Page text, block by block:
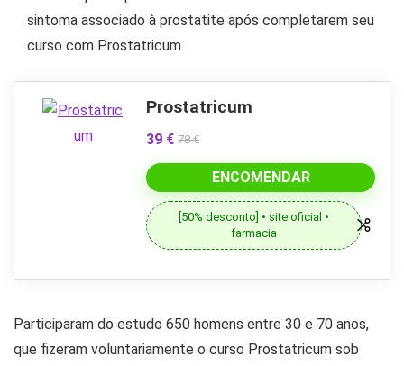
sintoma associado à prostatite após completarem seu
curso com Prostatricum.
Prostatricum
39 € 78 €
ENCOMENDAR
[50% desconto] • site oficial •
farmacia
Participaram do estudo 650 homens entre 30 e 70 anos,
que fizeram voluntariamente o curso Prostatricum sob